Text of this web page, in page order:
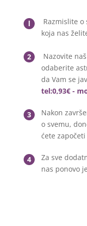
l
Razmislite
koja nas
2 Nazovite
odaberite
da Vam se
tel:0,93€ -
3
Nakon
o svemu,
ćete
4
Za sve
nas ponovo